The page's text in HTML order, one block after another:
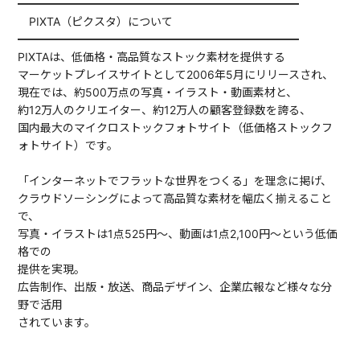
━━━━━━━━━━━━━━━━━━━━━━━━━
PIXTA（ピクスタ）について
━━━━━━━━━━━━━━━━━━━━━━━━━
PIXTAは、低価格・高品質なストック素材を提供する
マーケットプレイスサイトとして2006年5月にリリースされ、
現在では、約500万点の写真・イラスト・動画素材と、
約12万人のクリエイター、約12万人の顧客登録数を誇る、
国内最大のマイクロストックフォトサイト（低価格ストックフ
ォトサイト）です。
「インターネットでフラットな世界をつくる」を理念に掲げ、
クラウドソーシングによって高品質な素材を幅広く揃えること
で、
写真・イラストは1点525円～、動画は1点2,100円～という低価
格での
提供を実現。
広告制作、出版・放送、商品デザイン、企業広報など様々な分
野で活用
されています。